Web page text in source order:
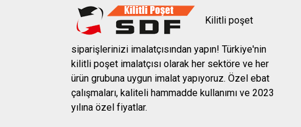
Kilitli poşet
siparişlerinizi imalatçısından yapın! Türkiye'nin
kilitli poşet imalatçısı olarak her sektöre ve her
ürün grubuna uygun imalat yapıyoruz. Özel ebat
çalışmaları, kaliteli hammadde kullanımı ve 2023
yılına özel fiyatlar.